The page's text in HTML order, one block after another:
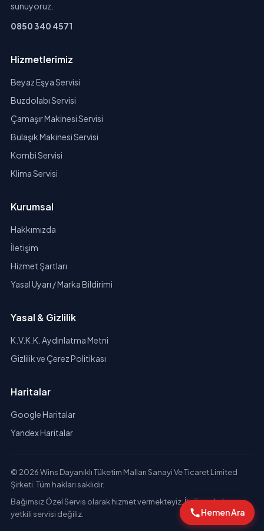
sunuyoruz.
0850 340 4571
Hizmetlerimiz
Beyaz Eşya Servisi
Buzdolabı Servisi
Çamaşır Makinesi Servisi
Bulaşık Makinesi Servisi
Kombi Servisi
Klima Servisi
Kurumsal
Hakkımızda
İletişim
Hizmet Şartları
Yasal Uyarı / Marka Bildirimi
Yasal & Gizlilik
K.V.K.K. Aydınlatma Metni
Gizlilik ve Çerez Politikası
Haritalar
Google Haritalar
Yandex Haritalar
© 2026 Wins Dayanıklı Tüketim Malları Sanayi Ve Ticaret Limited
Şirketi. Tüm hakları saklıdır.
Bağımsız Özel Servis olarak hizmet vermekteyiz. İlgili markaların
yetkili servisi değiliz.
Hemen Ara